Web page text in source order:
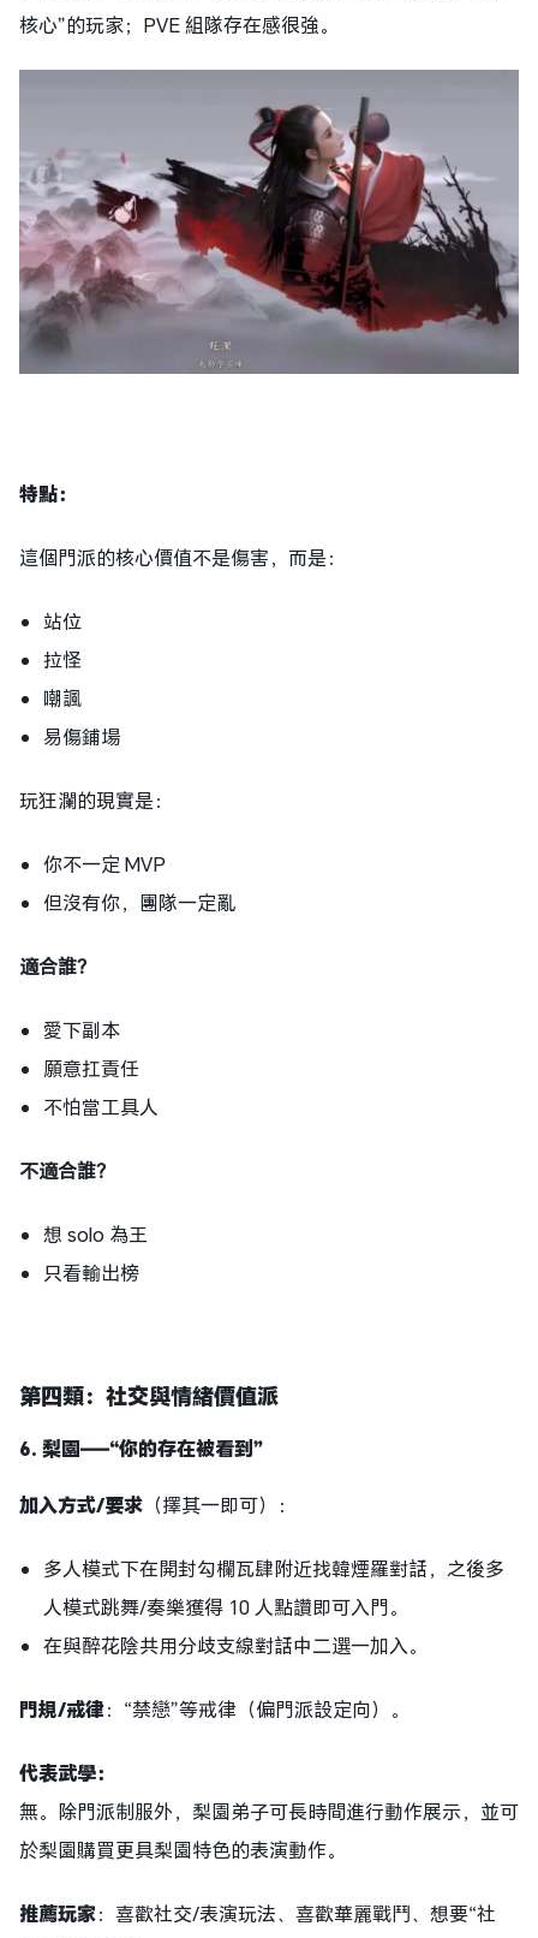
核心”的玩家；PVE 組隊存在感很強。
特點：
這個門派的核心價值不是傷害，而是：
站位
拉怪
嘲諷
易傷鋪場
玩狂瀾的現實是：
你不一定 MVP
但沒有你，團隊一定亂
適合誰？
愛下副本
願意扛責任
不怕當工具人
不適合誰？
想 solo 為王
只看輸出榜
第四類：社交與情緒價值派
6. 梨園——“你的存在被看到”
加入方式/要求 （擇其一即可）：
多人模式下在開封勾欄瓦肆附近找韓煙羅對話，之後多
人模式跳舞/奏樂獲得 10 人點讚即可入門。
在與醉花陰共用分歧支線對話中二選一加入。
門規/戒律：“禁戀”等戒律（偏門派設定向）。
代表武學：
無。除門派制服外，梨園弟子可長時間進行動作展示，並可
於梨園購買更具梨園特色的表演動作。
推薦玩家：喜歡社交/表演玩法、喜歡華麗戰鬥、想要“社